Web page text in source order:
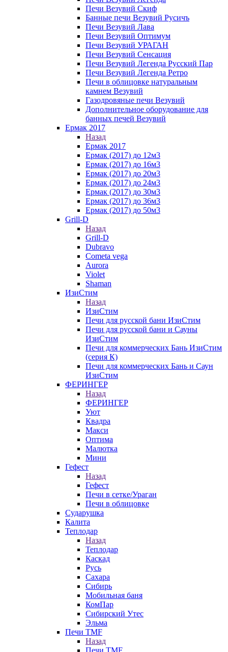
Печи Везувий Скиф
Банные печи Везувий Русичъ
Печи Везувий Лава
Печи Везувий Оптимум
Печи Везувий УРАГАН
Печи Везувий Сенсация
Печи Везувий Легенда Русский Пар
Печи Везувий Легенда Ретро
Печи в облицовке натуральным
камнем Везувий
Газодровяные печи Везувий
Дополнительное оборудование для
банных печей Везувий
Ермак 2017
Назад
Ермак 2017
Ермак (2017) до 12м3
Ермак (2017) до 16м3
Ермак (2017) до 20м3
Ермак (2017) до 24м3
Ермак (2017) до 30м3
Ермак (2017) до 36м3
Ермак (2017) до 50м3
Grill-D
Назад
Grill-D
Dubravo
Cometa vega
Aurora
Violet
Shaman
ИзиСтим
Назад
ИзиСтим
Печи для русской бани ИзиСтим
Печи для русской бани и Сауны
ИзиСтим
Печи для коммерческих Бань ИзиСтим
(серия К)
Печи для коммерческих Бань и Саун
ИзиСтим
ФЕРИНГЕР
Назад
ФЕРИНГЕР
Уют
Квадра
Макси
Оптима
Малютка
Мини
Гефест
Назад
Гефест
Печи в сетке/Ураган
Печи в облицовке
Сударушка
Калита
Теплодар
Назад
Теплодар
Каскад
Русь
Сахара
Сибирь
Мобильная баня
КомПар
Сибирский Утес
Эльма
Печи TMF
Назад
Печи TMF